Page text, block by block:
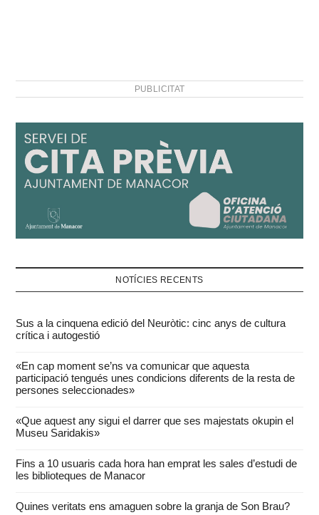
PUBLICITAT
NOTÍCIES RECENTS
Sus a la cinquena edició del Neuròtic: cinc anys de cultura
crítica i autogestió
«En cap moment se’ns va comunicar que aquesta
participació tengués unes condicions diferents de la resta de
persones seleccionades»
«Que aquest any sigui el darrer que ses majestats okupin el
Museu Saridakis»
Fins a 10 usuaris cada hora han emprat les sales d’estudi de
les biblioteques de Manacor
Quines veritats ens amaguen sobre la granja de Son Brau?